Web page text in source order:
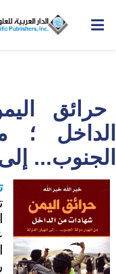
حرائق
الداخل ؛
الجنوب... إلى